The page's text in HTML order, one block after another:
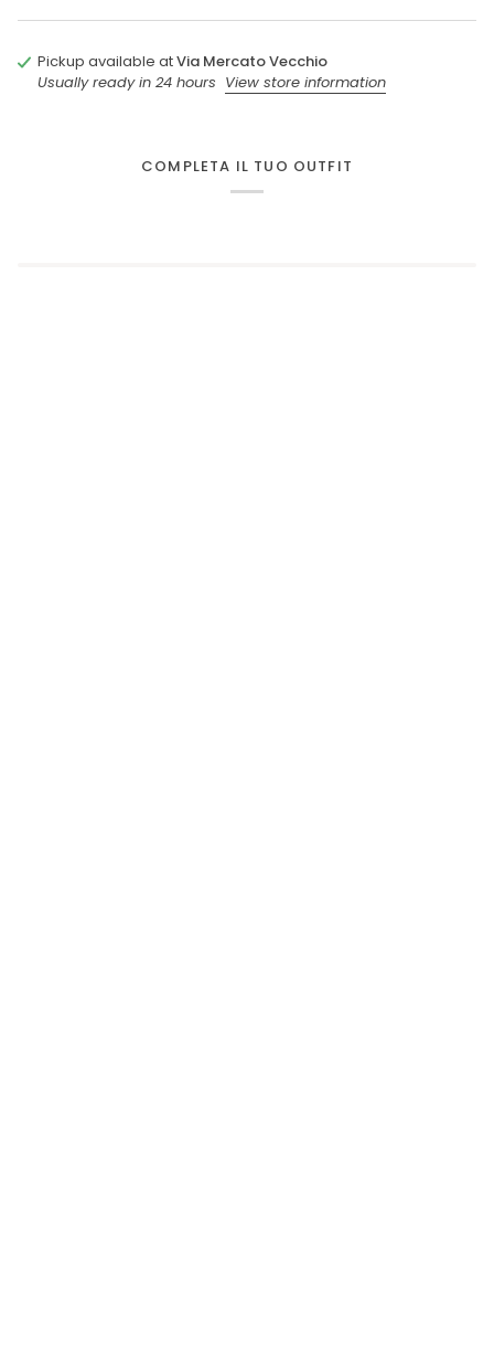
Pickup available atVia Mercato Vecchio
Usually ready in 24 hours View store information
COMPLETA IL TUO OUTFIT